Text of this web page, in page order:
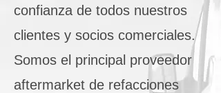
confianza de todos nuestros
clientes y socios comerciales.
Somos el principal proveedor
aftermarket de refacciones